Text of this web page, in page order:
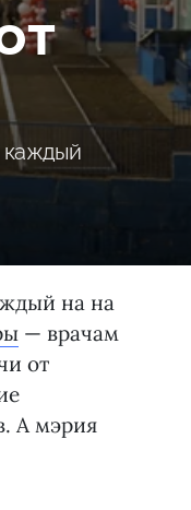
каждый
на на
— врачам
от
А мэрия